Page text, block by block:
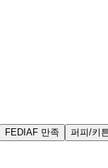
FEDIAF 만족 퍼피/키